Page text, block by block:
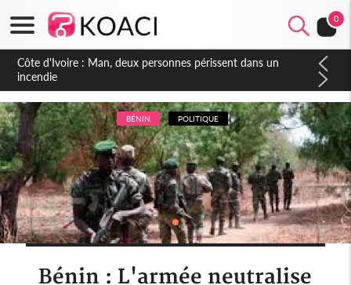
0
Côte d'Ivoire : Séileu, la célébration de la fête nationale
transformée en vaste campagne contre les produits
dépigmentants dangereux
BÉNIN POLITIQUE
Bénin : L'armée neutralise